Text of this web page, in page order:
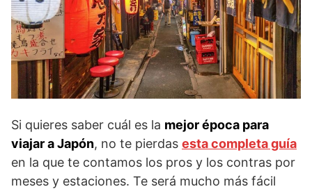
Si quieres saber cuál es la mejor época para
viajar a Japón, no te pierdas esta completa guía
en la que te contamos los pros y los contras por
meses y estaciones. Te será mucho más fácil